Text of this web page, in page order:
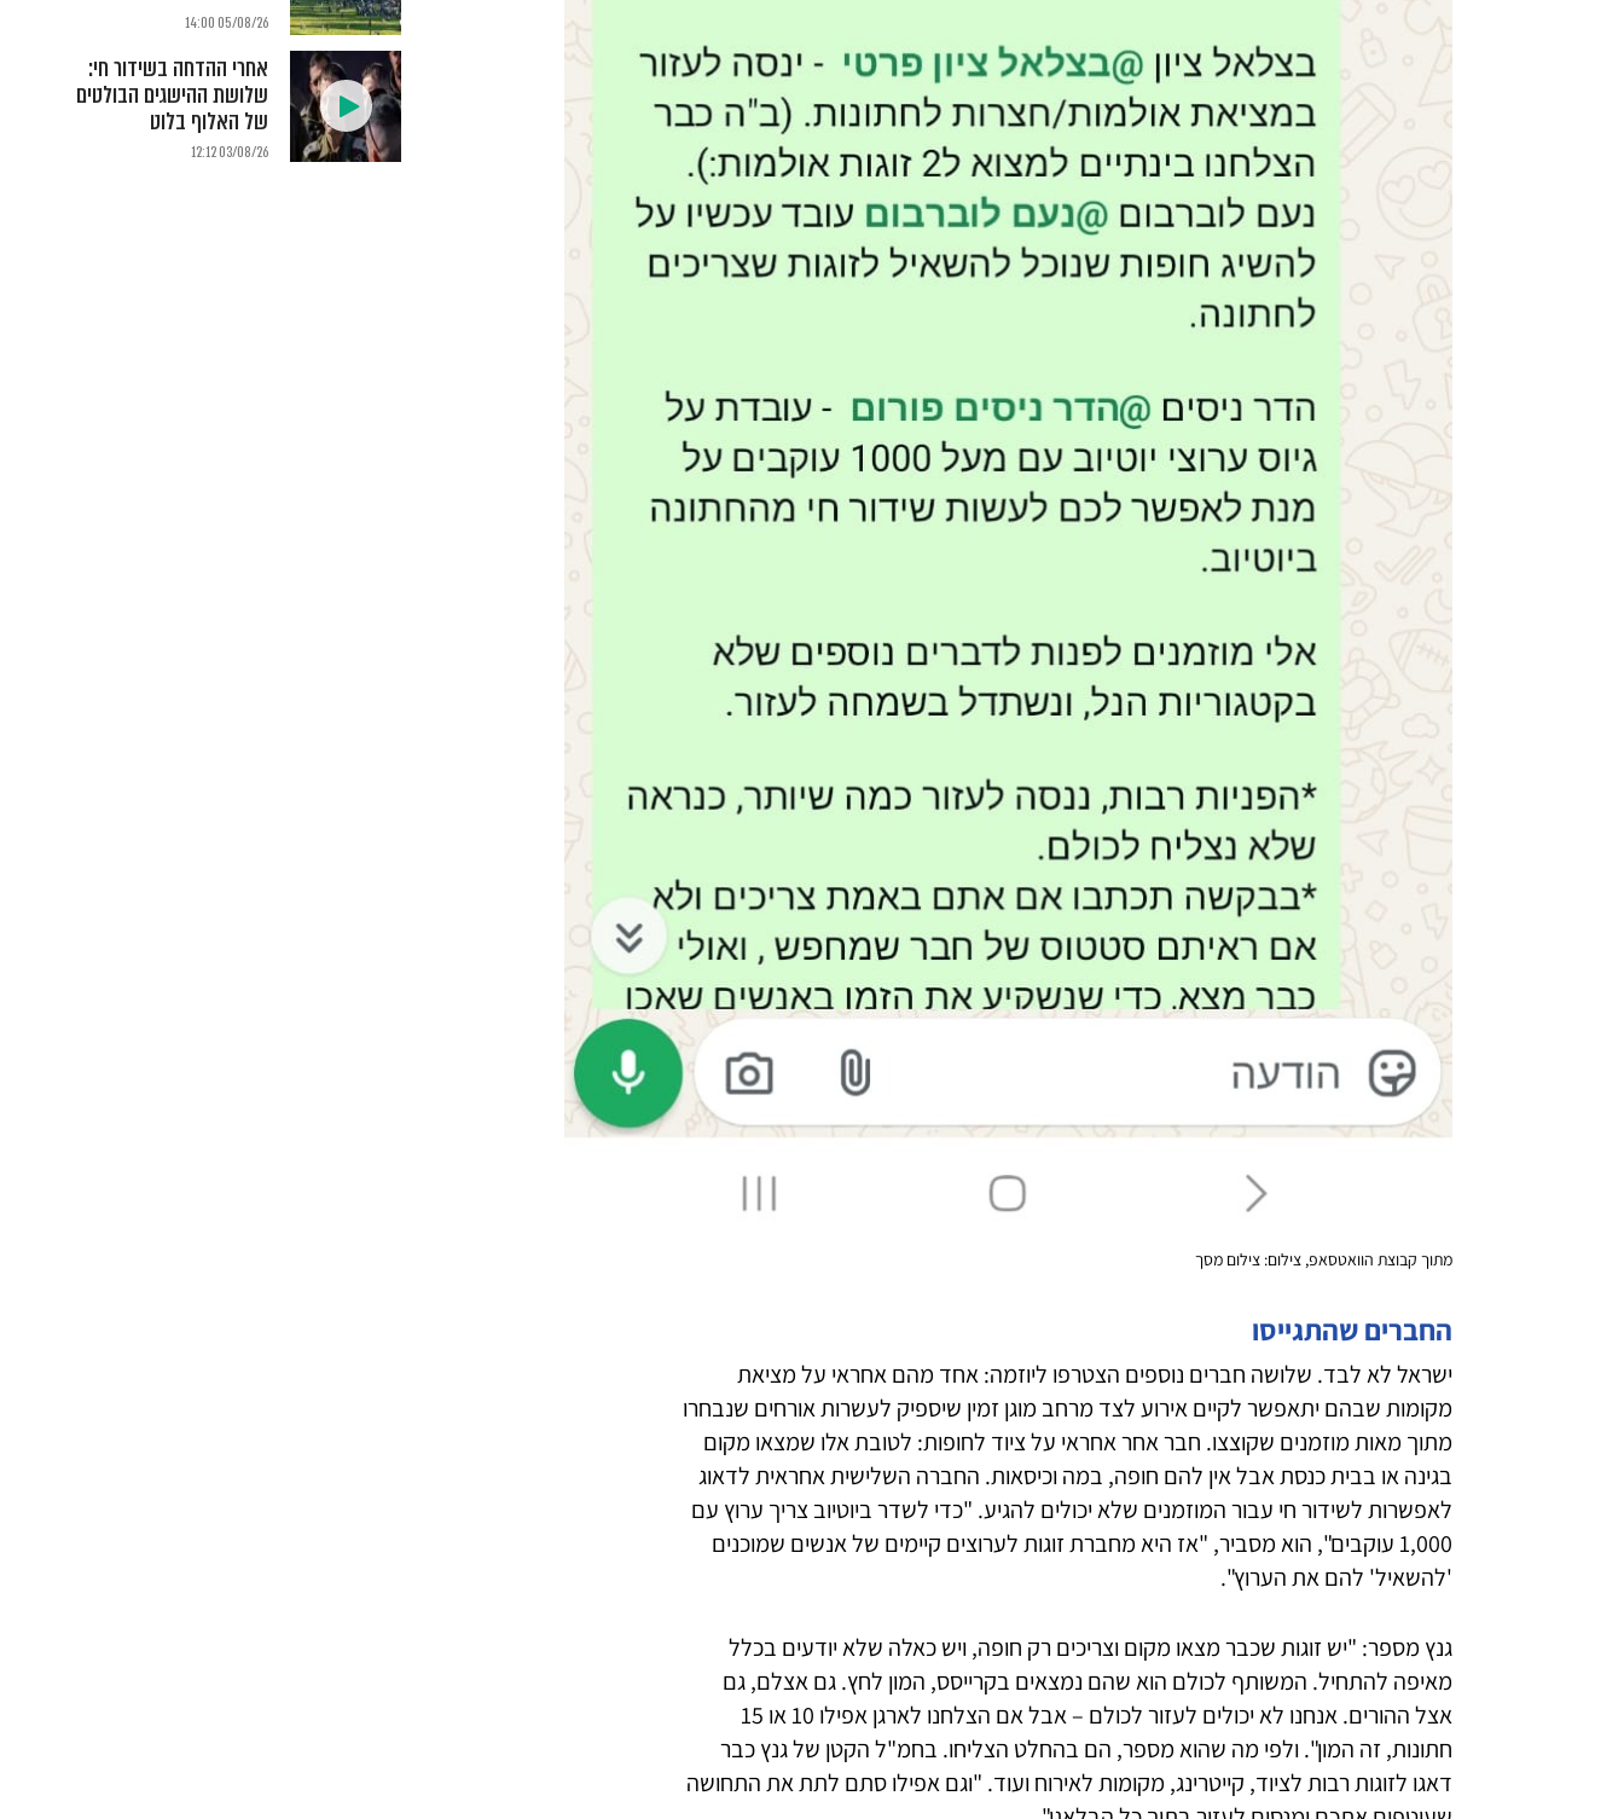
מתוך קבוצת הוואטסאפ, צילום: צילום מסך
החברים שהתגייסו
ישראל לא לבד. שלושה חברים נוספים הצטרפו ליוזמה: אחד מהם אחראי על מציאת
מקומות שבהם יתאפשר לקיים אירוע לצד מרחב מוגן זמין שיספיק לעשרות אורחים שנבחרו
מתוך מאות מוזמנים שקוצצו. חבר אחר אחראי על ציוד לחופות: לטובת אלו שמצאו מקום
בגינה או בבית כנסת אבל אין להם חופה, במה וכיסאות. החברה השלישית אחראית לדאוג
לאפשרות לשידור חי עבור המוזמנים שלא יכולים להגיע. "כדי לשדר ביוטיוב צריך ערוץ עם
1,000 עוקבים", הוא מסביר, "אז היא מחברת זוגות לערוצים קיימים של אנשים שמוכנים
'להשאיל' להם את הערוץ".
גנץ מספר: "יש זוגות שכבר מצאו מקום וצריכים רק חופה, ויש כאלה שלא יודעים בכלל
מאיפה להתחיל. המשותף לכולם הוא שהם נמצאים בקרייסס, המון לחץ. גם אצלם, גם
אצל ההורים. אנחנו לא יכולים לעזור לכולם – אבל אם הצלחנו לארגן אפילו 10 או 15
חתונות, זה המון". ולפי מה שהוא מספר, הם בהחלט הצליחו. בחמ"ל הקטן של גנץ כבר
דאגו לזוגות רבות לציוד, קייטרינג, מקומות לאירוח ועוד. "וגם אפילו סתם לתת את התחושה
05/08/26 14:00
אחרי ההדחה בשידור חי:
שלושת ההישגים הבולטים
של האלוף בלוט
03/08/26 12:12